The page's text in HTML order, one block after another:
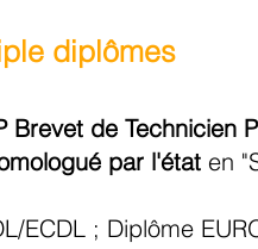
e diplômes
Brevet de Technicien
par l'état en
ECDL ; Diplôme